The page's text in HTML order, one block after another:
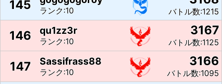
145 ランク:10 バトル数:1215
146 qu1zz3r
ランク:10
3167
バトル数:1125
147 Sassifrass88
ランク:10
3166
バトル数:1095